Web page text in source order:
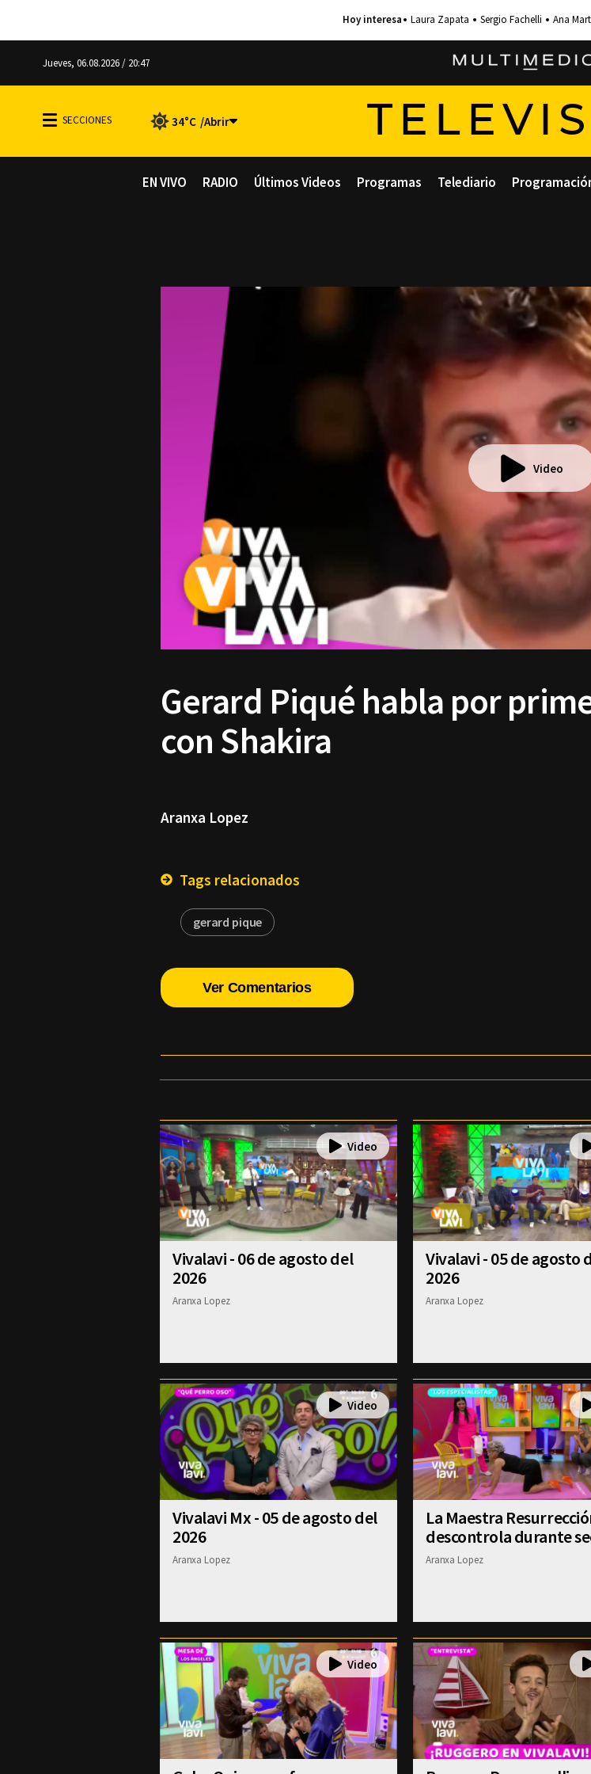
Laura Zapata Sergio Fachelli Ana
Jueves, 06.08.2026 / 20:47
34°C
EN VIVO RADIO Últimos Videos Programas Telediario
Video
Gerard Piqué habla por
con Shakira
Aranxa Lopez
Tags relacionados
gerard pique
Ver Comentarios
Vivalavi - 06 de agosto del
2026
Aranxa Lopez
Vivalavi - 05 de agosto
2026
Aranxa Lopez
Vivalavi Mx - 05 de agosto del
2026
Aranxa Lopez
La Maestra
descontrola durante
Aranxa Lopez